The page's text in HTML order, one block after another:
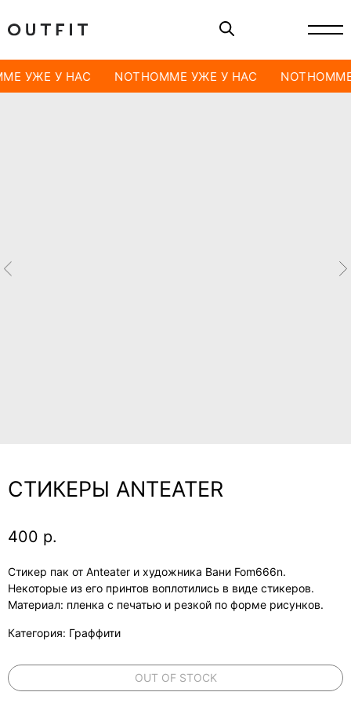
УЖЕ У НАС NOTHOMME УЖЕ У НАС
СТИКЕРЫ ANTEATER
400 р.
OUT OF STOCK
Стикер пак от Anteater и художника Вани Fom666n.
Некоторые из его принтов воплотились в виде стикеров.
Материал: пленка с печатью и резкой по форме рисунков.
Категория: Граффити